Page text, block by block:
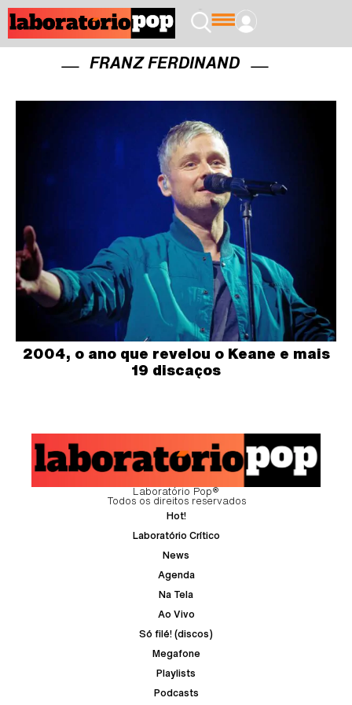
FRANZ FERDINAND
2004, o ano que revelou o Keane e mais
19 discaços
Laboratório Pop®
Todos os direitos reservados
Hot!
Laboratório Crítico
News
Agenda
Na Tela
Ao Vivo
Só filé! (discos)
Megafone
Playlists
Podcasts